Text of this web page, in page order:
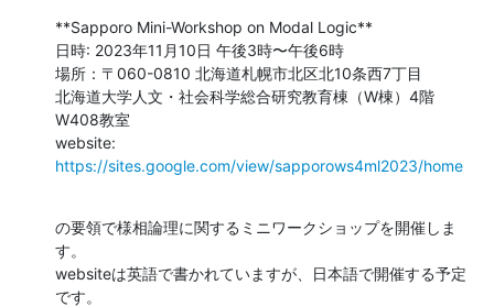
**Sapporo Mini-Workshop on Modal Logic**
日時: 2023年11月10日 午後3時〜午後6時
場所：〒060-0810 北海道札幌市北区北10条西7丁目
北海道大学人文・社会科学総合研究教育棟（W棟）4階
W408教室
https://sites.google.com/view/sapporows4ml2023/home
の要領で様相論理に関するミニワークショップを開催しま
す。
websiteは英語で書かれていますが、日本語で開催する予定
です。